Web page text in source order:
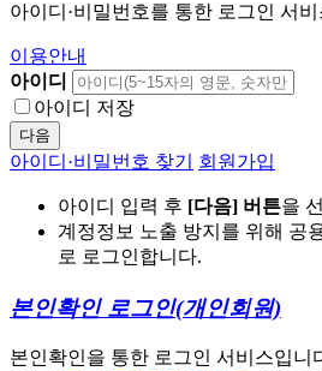
아이디·비밀번호를 통한 로그인 서
이용안내
아이디
아이디 저장
다음
아이디·비밀번호 찾기 회원가입
아이디 입력 후 [다음] 버튼을
계정정보 노출 방지를 위해 공
로 로그인합니다.
본인확인 로그인(개인회원)
본인확인을 통한 로그인 서비스입니